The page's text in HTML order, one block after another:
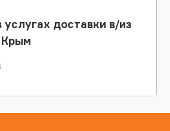
услугах доставки в/из
Крым